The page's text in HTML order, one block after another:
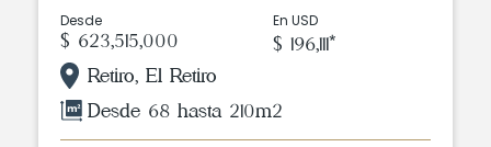
Desde
$ 623,515,000
En USD
$ 196,111*
Retiro, El Retiro
Desde 68 hasta 210m2